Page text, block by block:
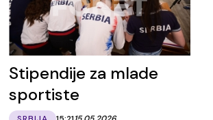
Stipendije za mlade
sportiste